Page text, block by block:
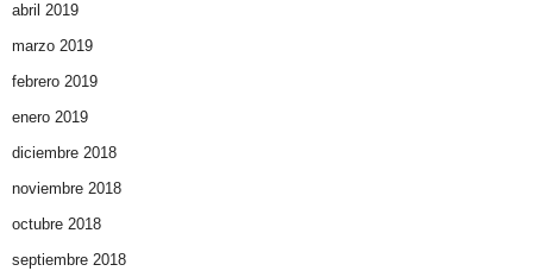
abril 2019
marzo 2019
febrero 2019
enero 2019
diciembre 2018
noviembre 2018
octubre 2018
septiembre 2018